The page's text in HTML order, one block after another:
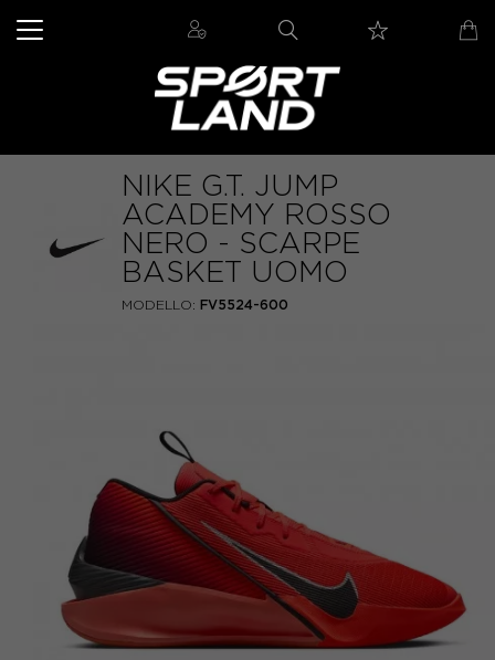
NIKE G.T. JUMP
ACADEMY ROSSO
NERO - SCARPE
BASKET UOMO
MODELLO: FV5524-600